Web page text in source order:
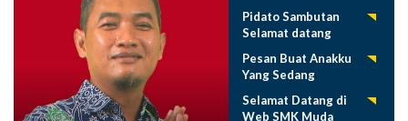
Pelepasan Siswa
Tahun 2025
Pidato Sambutan
Selamat datang
Muda 2025-2026
Pesan Buat Anakku
Yang Sedang
Selamat Datang di
Web SMK Muda